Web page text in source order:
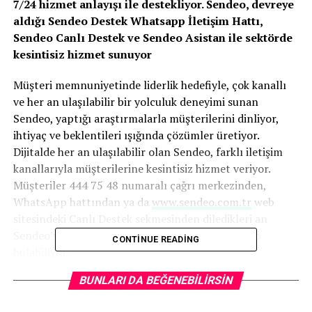
7/24 hizmet anlayışı ile destekliyor. Sendeo, devreye
aldığı Sendeo Destek Whatsapp İletişim Hattı,
Sendeo Canlı Destek ve Sendeo Asistan ile sektörde
kesintisiz hizmet sunuyor
Müşteri memnuniyetinde liderlik hedefiyle, çok kanallı
ve her an ulaşılabilir bir yolculuk deneyimi sunan
Sendeo, yaptığı araştırmalarla müşterilerini dinliyor,
ihtiyaç ve beklentileri ışığında çözümler üretiyor.
Dijitalde her an ulaşılabilir olan Sendeo, farklı iletişim
kanallarıyla müşterilerine kesintisiz hizmet veriyor.
Müşteriler 444 75 48 numaralı çağrı merkezinden,
WhatsApp hattından ya da www.sendeo.com.tr web
Sendeo’ya ulaşabiliyor, istek ve sorunlarına cevap
bulabiliyor.
7/24 KOBİ’lerin Yanında
CONTINUE READING
BUNLARI DA BEĞENEBILIRSIN